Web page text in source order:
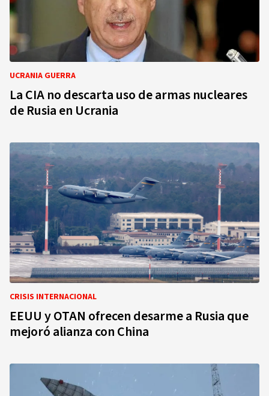
UCRANIA GUERRA
La CIA no descarta uso de armas nucleares
de Rusia en Ucrania
CRISIS INTERNACIONAL
EEUU y OTAN ofrecen desarme a Rusia que
mejoró alianza con China